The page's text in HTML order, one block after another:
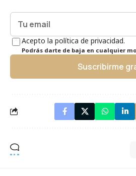
Acepto la política de privacidad.
Podrás darte de baja en cualquier
Suscribirme